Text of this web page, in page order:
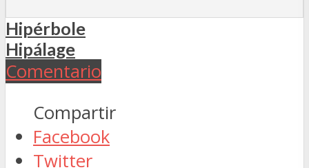
Hipérbole
Hipálage
Comentario
Compartir
Facebook
Twitter